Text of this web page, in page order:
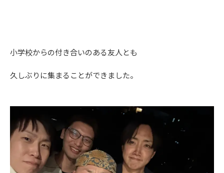
小学校からの付き合いのある友人とも
久しぶりに集まることができました。